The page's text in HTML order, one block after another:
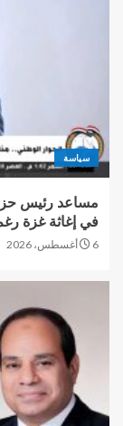
سياسة
مساعد رئيس
في إغاثة غزة
6 أغسطس، 2026